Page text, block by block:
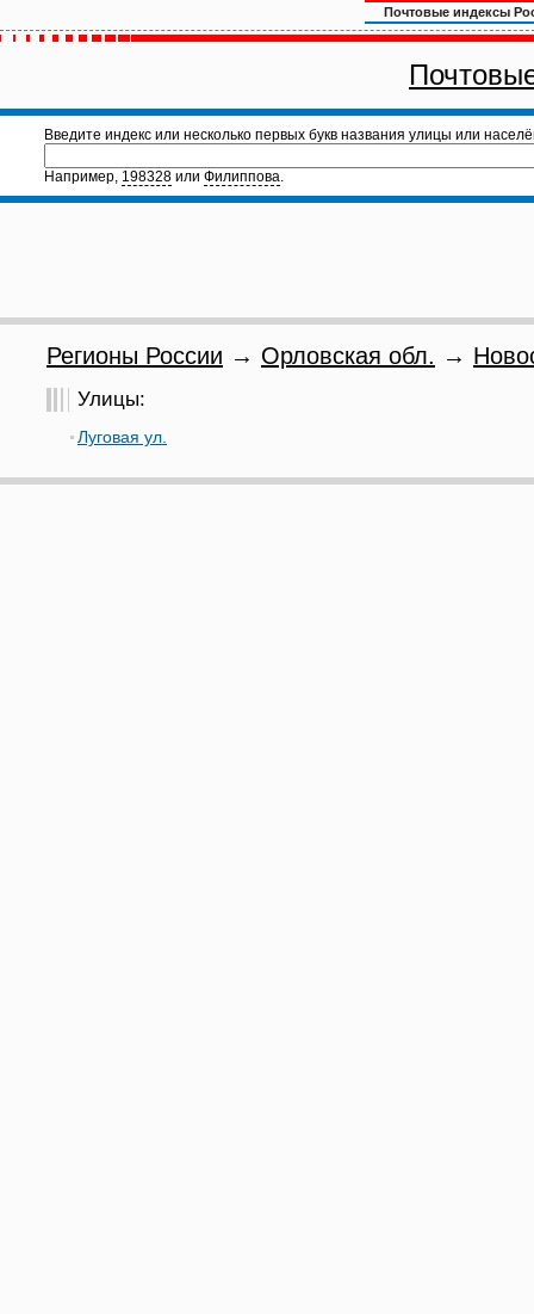
Почтовые индексы
Введите индекс или несколько первых букв названия улицы или
Например, 198328 или Филиппова.
Регионы России → Орловская обл. →
Улицы:
Луговая ул.